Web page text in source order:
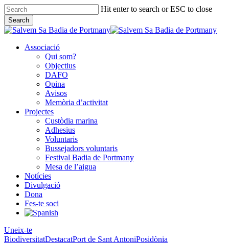
Skip
to
main
content
Hit enter to search or ESC to close
Search
Close
Associació
Qui som?
Objectius
DAFO
Opina
Avisos
Memòria d’activitat
Projectes
Custòdia marina
Adhesius
Voluntaris
Bussejadors voluntaris
Festival Badia de Portmany
Mesa de l’aigua
Notícies
Divulgació
Dona
Fes-te soci
Uneix-te
BiodiversitatDestacatPort de Sant AntoniPosidònia